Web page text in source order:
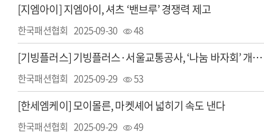
[지엠아이] 지엠아이, 셔츠 ‘밴브루’ 경쟁력 제고
한국패션협회 2025-09-30 48
[기빙플러스] 기빙플러스·서울교통공사, ‘나눔 바자회’ 개최... 사회적 가치 실현
한국패션협회 2025-09-29 53
[한세엠케이] 모이몰른, 마켓셰어 넓히기 속도 낸다
한국패션협회 2025-09-29 49